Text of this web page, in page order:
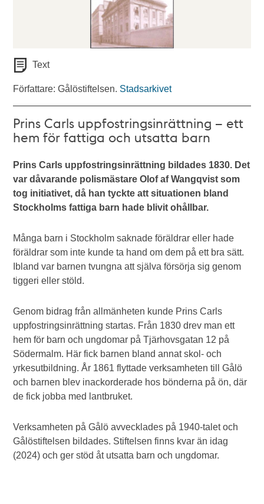
Text
Författare: Gålöstiftelsen. Stadsarkivet
Prins Carls uppfostringsinrättning – ett
hem för fattiga och utsatta barn
Prins Carls uppfostringsinrättning bildades 1830. Det
var dåvarande polismästare Olof af Wangqvist som
tog initiativet, då han tyckte att situationen bland
Stockholms fattiga barn hade blivit ohållbar.
Många barn i Stockholm saknade föräldrar eller hade
föräldrar som inte kunde ta hand om dem på ett bra sätt.
Ibland var barnen tvungna att själva försörja sig genom
tiggeri eller stöld.
Genom bidrag från allmänheten kunde Prins Carls
uppfostringsinrättning startas. Från 1830 drev man ett
hem för barn och ungdomar på Tjärhovsgatan 12 på
Södermalm. Här fick barnen bland annat skol- och
yrkesutbildning. År 1861 flyttade verksamheten till Gålö
och barnen blev inackorderade hos bönderna på ön, där
de fick jobba med lantbruket.
Verksamheten på Gålö avvecklades på 1940-talet och
Gålöstiftelsen bildades. Stiftelsen finns kvar än idag
(2024) och ger stöd åt utsatta barn och ungdomar.